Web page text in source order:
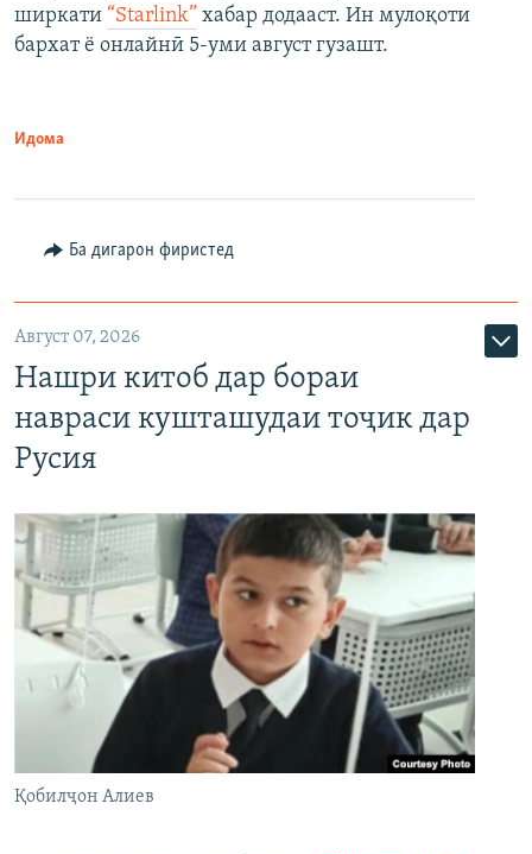
ширкати “Starlink” хабар додааст. Ин мулоқоти
бархат ё онлайнӣ 5-уми август гузашт.
Идома
Ба дигарон фиристед
Август 07, 2026
Нашри китоб дар бораи
навраси кушташудаи тоҷик дар
Русия
Қобилҷон Алиев